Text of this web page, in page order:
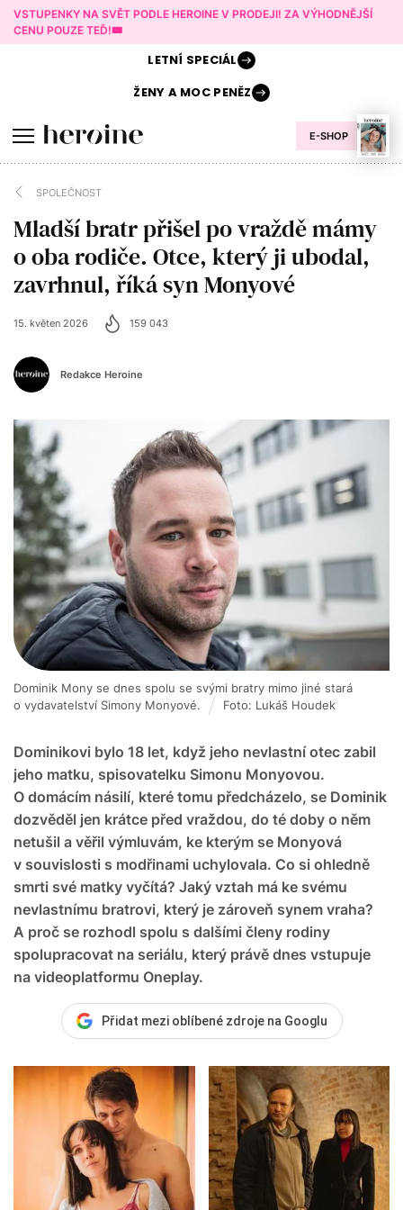
VSTUPENKY NA SVĚT PODLE HEROINE V PRODEJI! ZA VÝHODNĚJŠÍ
CENU POUZE TEĎ!🎟️
E-SHOP
LETNÍ SPECIÁL
ŽENY AMOC PENĚZ
SPOLEČNOST
Mladší bratr přišel po vraždě mámy
o oba rodiče. Otce, který ji ubodal,
zavrhnul, říká syn Monyové
Redakce Heroine
15. květen 2026 159 043
Dominikovi bylo 18 let, když jeho nevlastní otec zabil
jeho matku, spisovatelku Simonu Monyovou.
O domácím násilí, které tomu předcházelo, se Dominik
dozvěděl jen krátce před vraždou, do té doby o něm
netušil a věřil výmluvám, ke kterým se Monyová
v souvislosti s modřinami uchylovala. Co si ohledně
smrti své matky vyčítá? Jaký vztah má ke svému
nevlastnímu bratrovi, který je zároveň synem vraha?
A proč se rozhodl spolu s dalšími členy rodiny
spolupracovat na seriálu, který právě dnes vstupuje
na videoplatformu Oneplay.
Dominik Mony se dnes spolu se svými bratry mimo jiné stará
o vydavatelství Simony Monyové.
Foto: Lukáš Houdek
Přidat mezi oblíbené zdroje na Googlu